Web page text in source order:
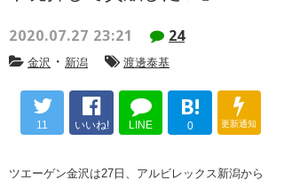
2020.07.27 23:21 24
金沢 ・ 新潟 渡邊泰基
11 いいね! LINE
B!
0 更新通知
ツエーゲン金沢は27日、アルビレックス新潟から